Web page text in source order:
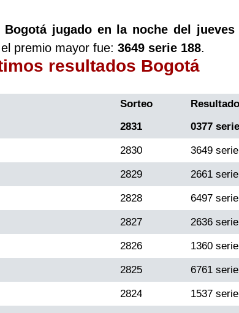
Bogotá jugado en la noche del
premio mayor fue: 3649 serie 188.
resultados Bogotá
Sorteo
Resultado
2831 0377
2830 3649
2829 2661
2828 6497
2827 2636
2826 1360
2825 6761
2824 1537